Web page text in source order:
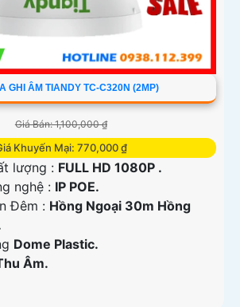
GHI ÂM TIANDY TC-C320N (2MP)
Giá Bán: 1,100,000 ₫
Khuyến Mại: 770,000 ₫
lượng : FULL HD 1080P .
nghệ : IP POE.
Đêm : Hồng Ngoại 30m Hồng
Dome Plastic.
Âm.